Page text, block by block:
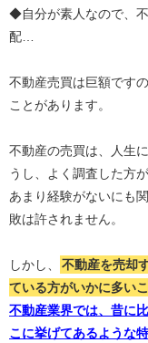
◆自分が素人なので、
配…
不動産売買は巨額です
ことがあります。
不動産の売買は、人生
うし、よく調査した方が
あまり経験がないにも
敗は許されません。
しかし、
不動産を売却
ている方がいかに多い
不動産業界では、昔に
こに挙げてあるような